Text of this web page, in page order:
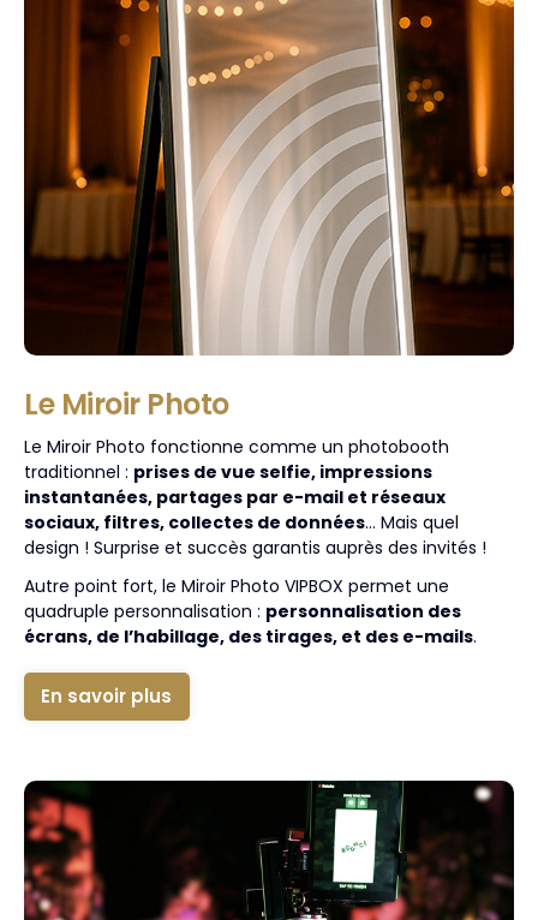
Le Miroir Photo
Le Miroir Photo fonctionne comme un photobooth
traditionnel : prises de vue selfie, impressions
instantanées, partages par e-mail et réseaux
sociaux, filtres, collectes de données… Mais quel
design ! Surprise et succès garantis auprès des invités !
Autre point fort, le Miroir Photo VIPBOX permet une
quadruple personnalisation : personnalisation des
écrans, de l’habillage, des tirages, et des e-mails.
En savoir plus